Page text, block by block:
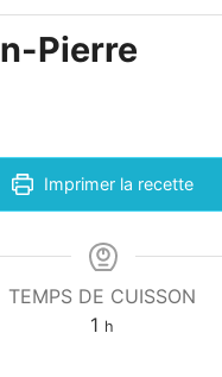
Pierre
Imprimer la recette
TEMPS DE CUISSON
1 h